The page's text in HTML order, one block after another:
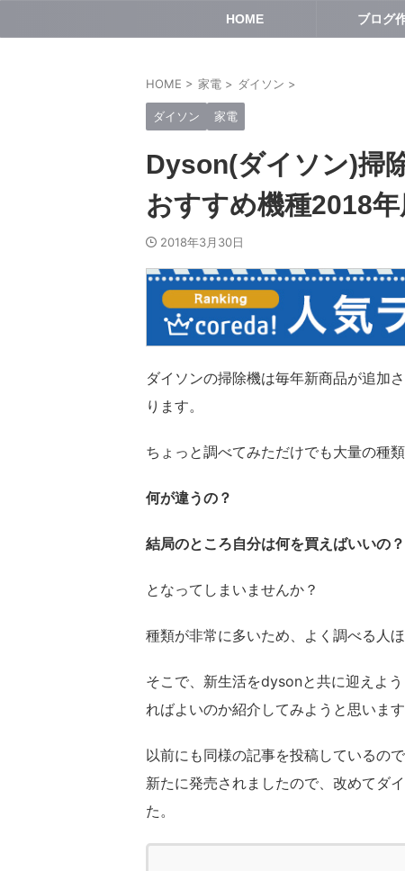
HOME ブログ
HOME > 家電 > ダイソン >
ダイソン 家電
Dyson(ダイソン)掃
おすすめ機種2018
2018年3月30日
ダイソンの掃除機は毎年新商品が追加
ります。
ちょっと調べてみただけでも大量の種
何が違うの？
結局のところ自分は何を買えばいいの？
となってしまいませんか？
種類が非常に多いため、よく調べる人
そこで、新生活をdysonと共に迎えよ
ればよいのか紹介してみようと思います
以前にも同様の記事を投稿しているの
新たに発売されましたので、改めてダ
た。